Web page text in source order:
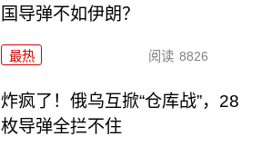
国导弹不如伊朗？
最热 阅读 8826
炸疯了！俄乌互掀“仓库战”，28
枚导弹全拦不住